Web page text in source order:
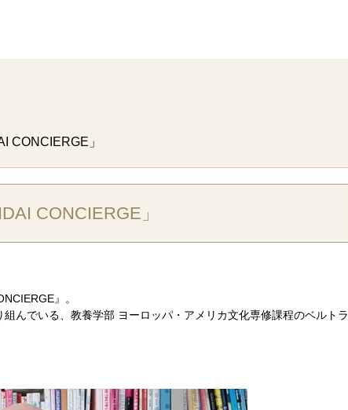
CONCIERGE」
CONCIERGE」
』。
んでいる、教養学部 ヨーロッパ・アメリカ文化専修課程のベルトラ